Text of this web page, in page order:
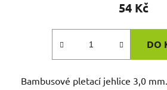
54 Kč
DO
Bambusové pletací jehlice 3,0